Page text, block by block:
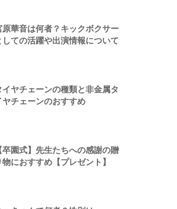
原華音は何者？キックボクサー
しての活躍や出演情報について
イヤチェーンの種類と非金属タ
ヤチェーンのおすすめ
卒園式】先生たちへの感謝の贈
物におすすめ【プレゼント】